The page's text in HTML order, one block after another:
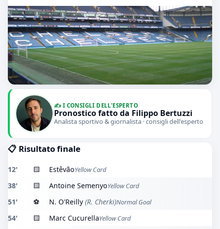
✍️ I CONSIGLI DELL'ESPERTO
Pronostico fatto da Filippo Bertuzzi
Analista sportivo & giornalista · consigli dell'esperto
📋 Risultato finale
12' 🟨 EstêvãoYellow Card
38' 🟨 Antoine SemenyoYellow Card
51' ⚽ N. O'Reilly (R. Cherki)Normal Goal
54' 🟨 Marc CucurellaYellow Card